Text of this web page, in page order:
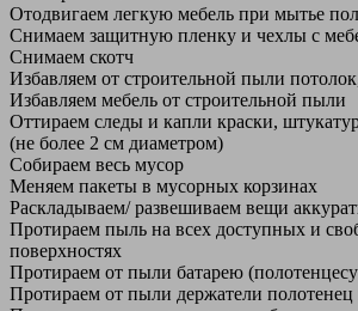
Отодвигаем легкую мебель при мытье
Снимаем защитную пленку и чехлы с
Снимаем скотч
Избавляем от строительной пыли
Избавляем мебель от строительной пыли
Оттираем следы и капли краски,
(не более 2 см диаметром)
Собираем весь мусор
Меняем пакеты в мусорных корзинах
Раскладываем/ развешиваем вещи
Протираем пыль на всех доступных и
поверхностях
Протираем от пыли батарею
Протираем от пыли держатели полотенец